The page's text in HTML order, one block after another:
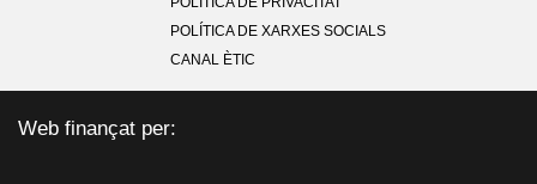
POLÍTICA DE XARXES SOCIALS
CANAL ÈTIC
Web finançat per: